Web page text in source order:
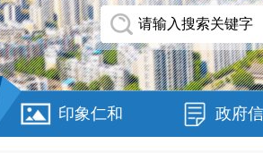
印象仁和 政府